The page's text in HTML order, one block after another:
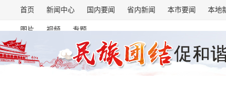
首页 新闻中心 国内要闻 省内新闻 本市要闻 本地
图片 视频 专题